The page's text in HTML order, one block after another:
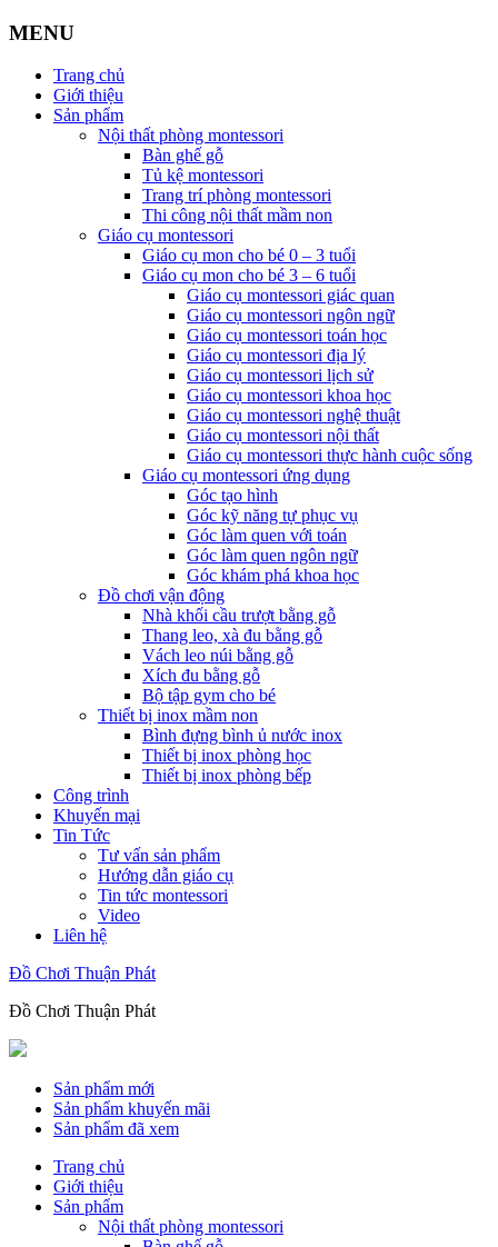
MENU
Trang chủ
Giới thiệu
Sản phẩm
Nội thất phòng montessori
Bàn ghế gỗ
Tủ kệ montessori
Trang trí phòng montessori
Thi công nội thất mầm non
Giáo cụ montessori
Giáo cụ mon cho bé 0 – 3 tuổi
Giáo cụ mon cho bé 3 – 6 tuổi
Giáo cụ montessori giác quan
Giáo cụ montessori ngôn ngữ
Giáo cụ montessori toán học
Giáo cụ montessori địa lý
Giáo cụ montessori lịch sử
Giáo cụ montessori khoa học
Giáo cụ montessori nghệ thuật
Giáo cụ montessori nội thất
Giáo cụ montessori thực hành cuộc sống
Giáo cụ montessori ứng dụng
Góc tạo hình
Góc kỹ năng tự phục vụ
Góc làm quen với toán
Góc làm quen ngôn ngữ
Góc khám phá khoa học
Đồ chơi vận động
Nhà khối cầu trượt bằng gỗ
Thang leo, xà đu bằng gỗ
Vách leo núi bằng gỗ
Xích đu bằng gỗ
Bộ tập gym cho bé
Thiết bị inox mầm non
Bình đựng bình ủ nước inox
Thiết bị inox phòng học
Thiết bị inox phòng bếp
Công trình
Khuyến mại
Tin Tức
Tư vấn sản phẩm
Hướng dẫn giáo cụ
Tin tức montessori
Video
Liên hệ
Đồ Chơi Thuận Phát
Đồ Chơi Thuận Phát
Sản phẩm mới
Sản phẩm khuyến mãi
Sản phẩm đã xem
Trang chủ
Giới thiệu
Sản phẩm
Nội thất phòng montessori